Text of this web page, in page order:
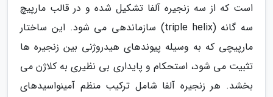
است که از سه زنجیره آلفا تشکیل شده و در قالب مارپیچ
سه گانه (triple helix) سازماندهی می شود. این ساختار
مارپیچی که به وسیله پیوندهای هیدروژنی بین زنجیره ها
تثبیت می شود، استحکام و پایداری بی نظیری به کلاژن می
بخشد. هر زنجیره آلفا شامل ترکیب منظم آمینواسیدهای